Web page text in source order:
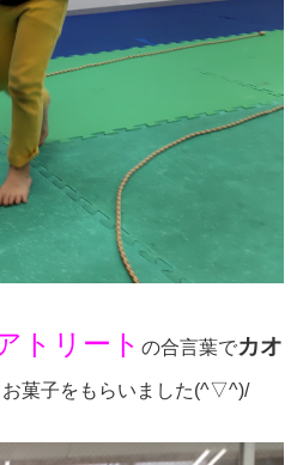
トリート の合言葉でカオ
菓子をもらいました(^▽^)/